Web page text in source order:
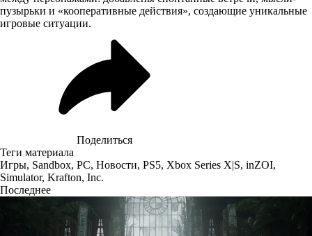
пузырьки и «кооперативные действия», создающие уникальные
игровые ситуации.
Поделиться
Теги материала
Игры, Sandbox, PC, Новости, PS5, Xbox Series X|S, inZOI,
Simulator, Krafton, Inc.
Последнее